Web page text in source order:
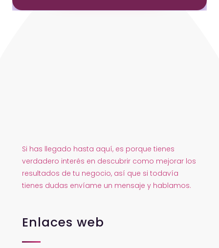
Si has llegado hasta aquí, es porque tienes
verdadero interés en descubrir como mejorar los
resultados de tu negocio, así que si todavía
tienes dudas envíame un mensaje y hablamos.
Enlaces web